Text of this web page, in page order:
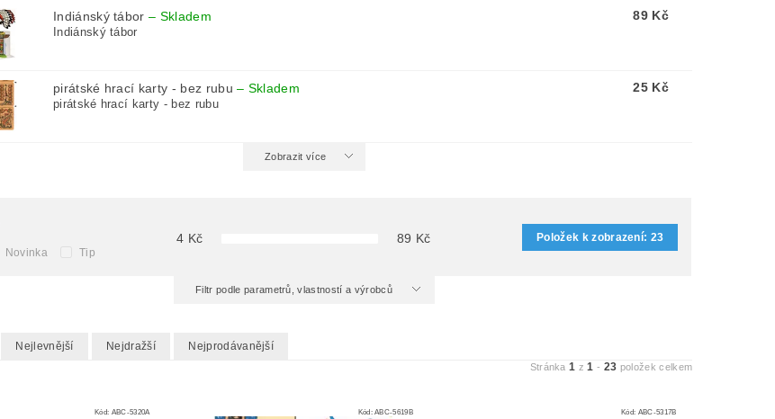
Indiánský tábor– Skladem
Indiánský tábor
89 Kč
pirátské hrací karty - bez rubu– Skladem
pirátské hrací karty - bez rubu
25 Kč
Zobrazit více
Novinka Tip
4 Kč 89 Kč Položek k zobrazení: 23
Filtr podle parametrů, vlastností a výrobců
Nejlevnější Nejdražší Nejprodávanější
Stránka1 z1 - 23 položek celkem
Kód: ABC-5320A Kód:ABC-5619B Kód: ABC-5317B